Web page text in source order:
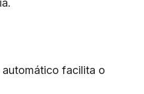
facilita o